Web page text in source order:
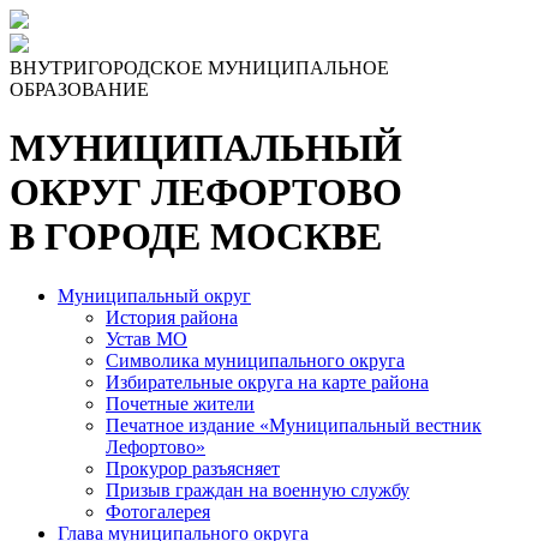
ВНУТРИГОРОДСКОЕ МУНИЦИПАЛЬНОЕ
ОБРАЗОВАНИЕ
МУНИЦИПАЛЬНЫЙ
ОКРУГ ЛЕФОРТОВО
В ГОРОДЕ МОСКВЕ
Муниципальный округ
История района
Устав МО
Символика муниципального округа
Избирательные округа на карте района
Почетные жители
Печатное издание «Муниципальный вестник
Лефортово»
Прокурор разъясняет
Призыв граждан на военную службу
Фотогалерея
Глава муниципального округа